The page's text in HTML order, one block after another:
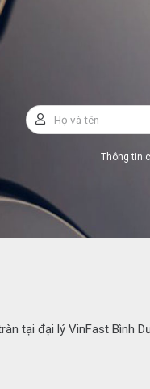
Thông tin
tại đại lý VinFast Bình